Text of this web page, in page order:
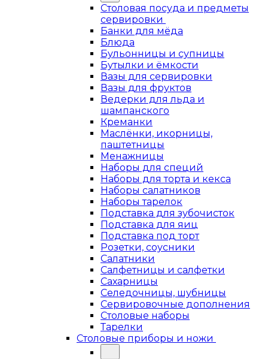
Столовая посуда и предметы
сервировки
Банки для мёда
Блюда
Бульонницы и супницы
Бутылки и ёмкости
Вазы для сервировки
Вазы для фруктов
Ведерки для льда и
шампанского
Креманки
Маслёнки, икорницы,
паштетницы
Менажницы
Наборы для специй
Наборы для торта и кекса
Наборы салатников
Наборы тарелок
Подставка для зубочисток
Подставка для яиц
Подставка под торт
Розетки, соусники
Салатники
Салфетницы и салфетки
Сахарницы
Селедочницы, шубницы
Сервировочные дополнения
Столовые наборы
Тарелки
Столовые приборы и ножи